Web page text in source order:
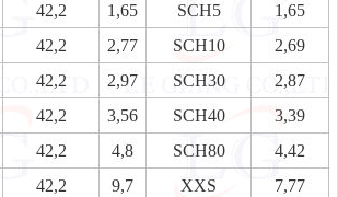
42,2 1,65 SCH5
1,65
42,2 2,77 SCH10
2,69
42,2 2,97 SCH30
2,87
42,2 3,56 SCH40
3,39
42,2 4,8 SCH80
4,42
42,2 9,7 XXS 7,77